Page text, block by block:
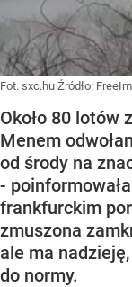
Fot. sxc.hu Źródło:
Około 80 lotów
Menem
od środy na
-
frankfurckim
zmuszona
ale ma
do normy.